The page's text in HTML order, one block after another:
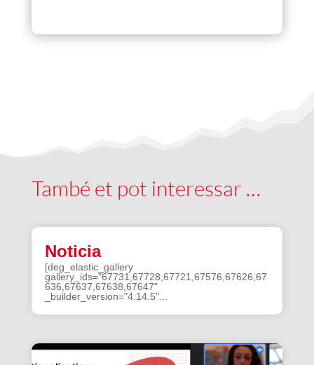
També et pot interessar …
Noticia
[deg_elastic_gallery
gallery_ids="67731,67728,67721,67576,67626,67
636,67637,67638,67647"
_builder_version="4.14.5"...